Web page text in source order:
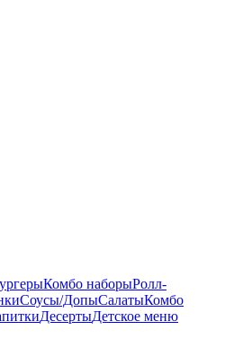
Комбо наборыРолл-
Соусы/ДопыСалатыКомбо
ДесертыДетское меню